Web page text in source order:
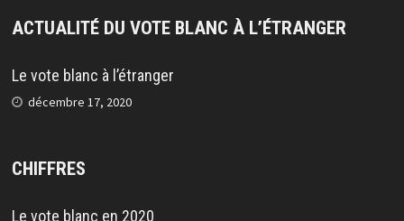
ACTUALITÉ DU VOTE BLANC À L’ÉTRANGER
Le vote blanc à l’étranger
décembre 17, 2020
CHIFFRES
Le vote blanc en 2020